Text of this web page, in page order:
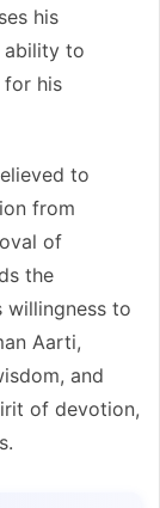
his
ability to
for his
to
from
of
the
willingness to
Aarti,
and
of devotion,